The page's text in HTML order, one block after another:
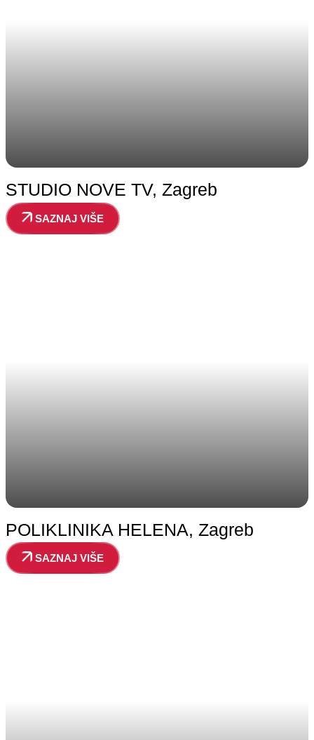
STUDIO NOVE TV, Zagreb
SAZNAJ VIŠE
POLIKLINIKA HELENA, Zagreb
SAZNAJ VIŠE